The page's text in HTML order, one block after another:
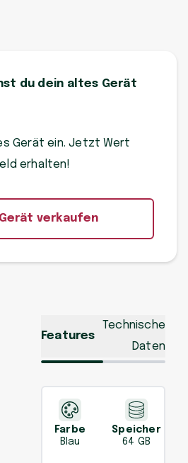
du dein altes Gerät
Gerät ein. Jetzt Wert
erhalten!
verkaufen
Features
Technische
Daten
Farbe
Blau
Speicher
64 GB